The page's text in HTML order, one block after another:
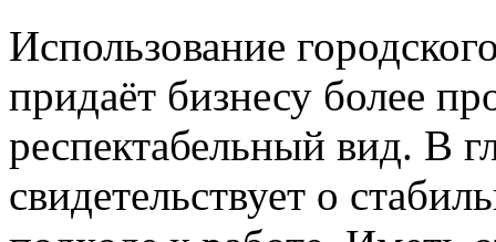
Использование
придаёт бизнесу более
респектабельный вид. В
свидетельствует о